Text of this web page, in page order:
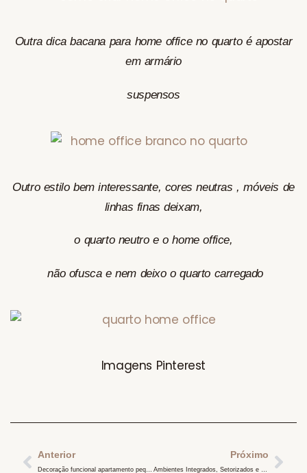
Outra dica bacana para home office no quarto é apostar
em armário
suspensos
Outro estilo bem interessante, cores neutras , móveis de
linhas finas deixam,
o quarto neutro e o home office,
não ofusca e nem deixo o quarto carregado
Imagens Pinterest
Anterior
Decoração funcional apartamento pequeno
Próximo
Ambientes Integrados, Setorizados e Funcionais